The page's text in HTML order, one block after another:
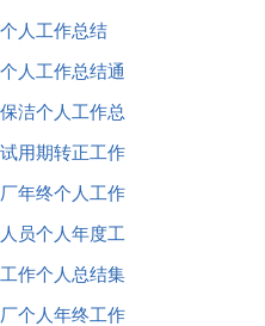
人工作总结
人工作总结通
洁个人工作总
用期转正工作
年终个人工作
员个人年度工
作个人总结集
个人年终工作